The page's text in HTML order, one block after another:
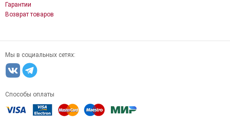
Гарантии
Возврат товаров
Мы в социальных сетях:
Способы оплаты